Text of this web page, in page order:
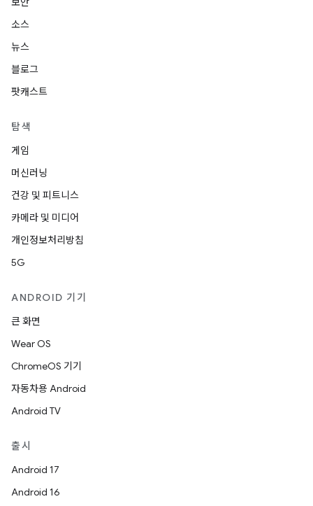
소스
뉴스
블로그
팟캐스트
탐색
게임
머신러닝
건강 및 피트니스
카메라 및 미디어
개인정보처리방침
5G
ANDROID 기기
큰 화면
Wear OS
ChromeOS 기기
자동차용 Android
Android TV
출시
Android 17
Android 16